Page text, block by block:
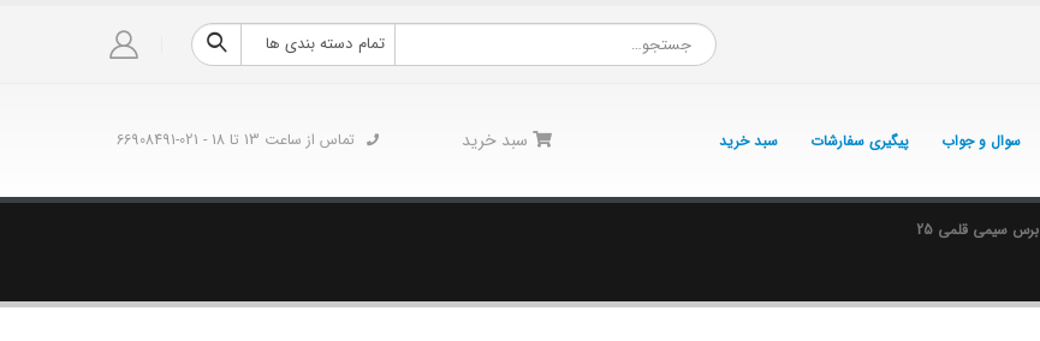
تمام دسته بندی ها
سوال و جواب پیگیری سفارشات سبد خرید سبد خرید تماس از ساعت 13 تا 18 - 021-66908491
برس سیمی قلمی 25